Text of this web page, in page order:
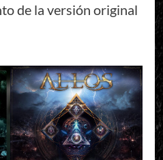
de la versión original